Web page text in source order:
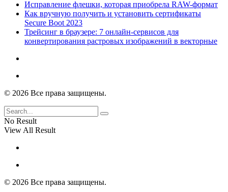
Исправление флешки, которая приобрела RAW-формат
Как вручную получить и установить сертификаты
Secure Boot 2023
Трейсинг в браузере: 7 онлайн-сервисов для
конвертирования растровых изображений в векторные
© 2026 Все права защищены.
No Result
View All Result
© 2026 Все права защищены.